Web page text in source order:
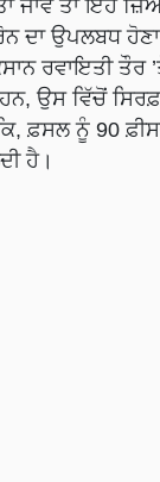
ਜਾਵੇ ਤਾਂ ਇਹ
ਦਾ ਉਪਲਬਧ ਹੋਣਾ
ਰਵਾਇਤੀ ਤੌਰ
ਉਸ ਵਿੱਚੋਂ
ਫ਼ਸਲ ਨੂੰ 90
ਹੈ।